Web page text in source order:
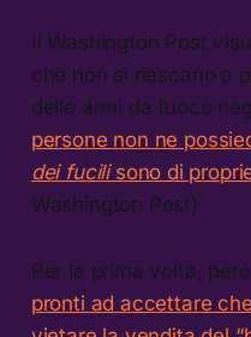
Il Washington Post
che non si riescano a
delle armi da fuoco
persone non ne
dei fucilisono di
Washington Post)
Per la prima volta,
pronti ad accettare